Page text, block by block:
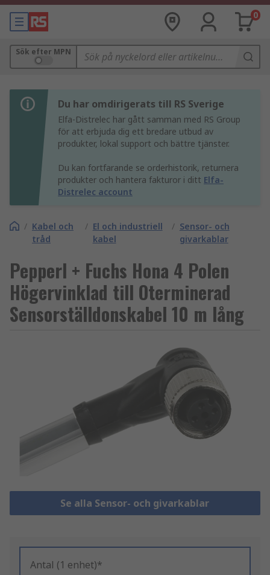
0
Sök efter MPN
Du har omdirigerats till RS Sverige
Elfa-Distrelec har gått samman med RS Group
för att erbjuda dig ett bredare utbud av
produkter, lokal support och bättre tjänster.
Du kan fortfarande se orderhistorik, returnera
produkter och hantera fakturor i ditt Elfa-
Distrelec account
/ Kabel och
tråd
/ El och industriell
kabel
/ Sensor- och
givarkablar
Pepperl + Fuchs Hona 4 Polen
Högervinklad till Oterminerad
Sensorställdonskabel 10 m lång
Se alla Sensor- och givarkablar
Antal (1 enhet)*